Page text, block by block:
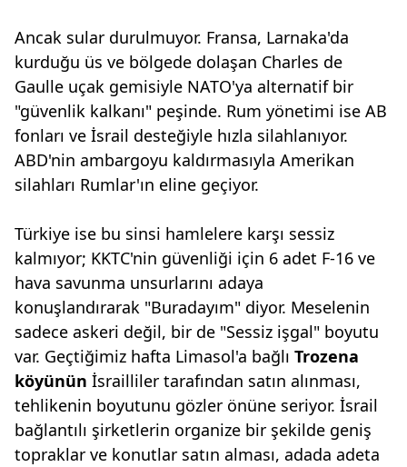
Ancak sular durulmuyor. Fransa, Larnaka'da
kurduğu üs ve bölgede dolaşan Charles de
Gaulle uçak gemisiyle NATO'ya alternatif bir
"güvenlik kalkanı" peşinde. Rum yönetimi ise AB
fonları ve İsrail desteğiyle hızla silahlanıyor.
ABD'nin ambargoyu kaldırmasıyla Amerikan
silahları Rumlar'ın eline geçiyor.
Türkiye ise bu sinsi hamlelere karşı sessiz
kalmıyor; KKTC'nin güvenliği için 6 adet F-16 ve
hava savunma unsurlarını adaya
konuşlandırarak "Buradayım" diyor. Meselenin
sadece askeri değil, bir de "Sessiz işgal" boyutu
var. Geçtiğimiz hafta Limasol'a bağlı Trozena
köyünün İsrailliler tarafından satın alınması,
tehlikenin boyutunu gözler önüne seriyor. İsrail
bağlantılı şirketlerin organize bir şekilde geniş
topraklar ve konutlar satın alması, adada adeta